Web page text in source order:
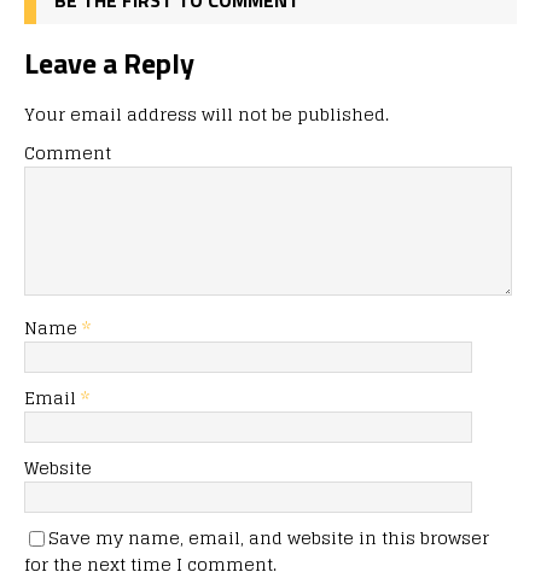
Leave a Reply
Your email address will not be published.
Comment
Name *
Email *
Website
Save my name, email, and website in this browser
for the next time I comment.